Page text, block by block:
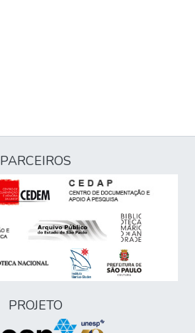
PARCEIROS
PROJETO